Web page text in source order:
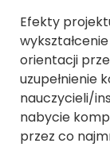
Efekty
orientacji
uzupełnienie
nauczycieli/
nabycie
przez co